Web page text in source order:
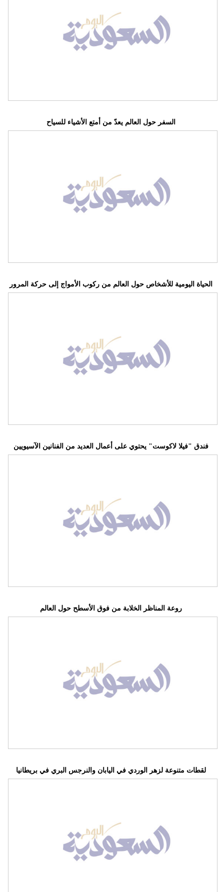
السفر حول العالم يعدّ من أمتع الأشياء للسياح
الحياة اليومية للأشخاص حول العالم من ركوب الأمواج إلى حركة المرور
فندق "فيلا لاكوست" يحتوي على أعمال العديد من الفنانين الآسيويين
روعة المناظر الخلابة من فوق الأسطح حول العالم
لقطات متنوعة لزهر الوردي في اليابان والنرجس البري في بريطانيا